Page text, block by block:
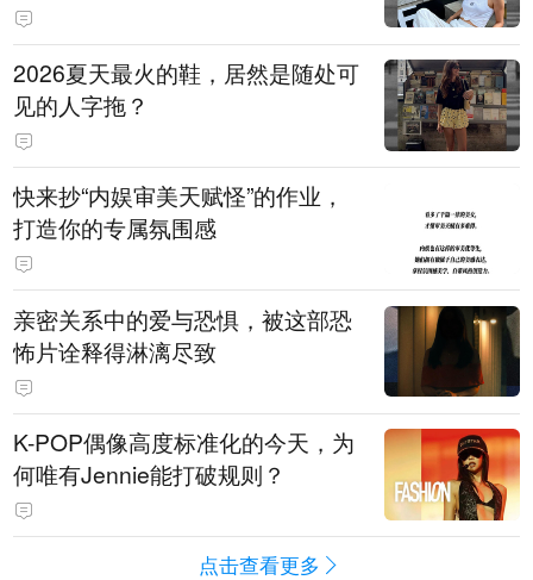
2026夏天最火的鞋，居然是随处可
见的人字拖？
快来抄“内娱审美天赋怪”的作业，
打造你的专属氛围感
亲密关系中的爱与恐惧，被这部恐
怖片诠释得淋漓尽致
K-POP偶像高度标准化的今天，为
何唯有Jennie能打破规则？
点击查看更多